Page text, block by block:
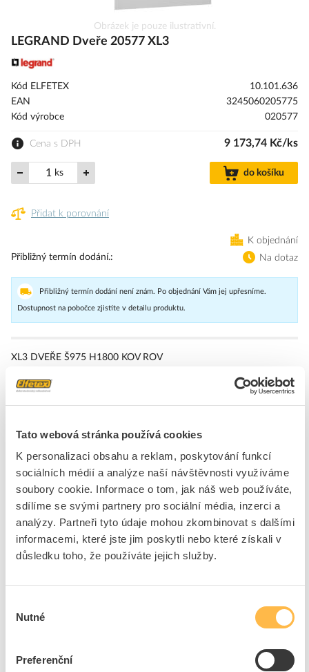
Tato webová stránka používá cookies
K personalizaci obsahu a reklam, poskytování funkcí
sociálních médií a analýze naší návštěvnosti využíváme
soubory cookie. Informace o tom, jak náš web používáte,
sdílíme se svými partnery pro sociální média, inzerci a
analýzy. Partneři tyto údaje mohou zkombinovat s dalšími
informacemi, které jste jim poskytli nebo které získali v
důsledku toho, že používáte jejich služby.
souhlasu
Nutné
Preferenční
na
galerie
s
Obrázek je pouze ilustrativní.
LEGRAND Dveře 20577 XL3
Kód ELFETEX
10.101.636
EAN
3245060205775
Kód výrobce
020577
Cena s DPH 9 173,74 Kč/ks
ks do košíku
Přidat k porovnání
K objednání
Přibližný termín dodání.
Na dotaz
Přibližný termín dodání není znám. Po objednání Vám jej upřesníme.
Dostupnost na pobočce zjistíte v detailu produktu.
XL3 DVEŘE Š975 H1800 KOV ROV
Značka
Dveře/ovládací panely rozvaděčů
Šířka
1800 mm
Provedení
Panelové dveře
Výška
975 mm
Hloubka
25 mm
Materiál
Ocel
Stupeň krytí (IP)
EMC verze
Ne
dveře
uzamknutí odpojovače